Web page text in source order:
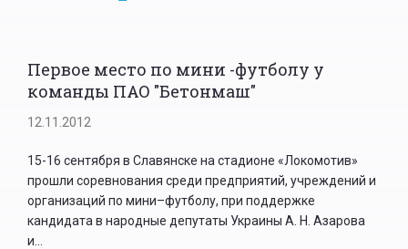
Первое место по мини -футболу у
команды ПАО "Бетонмаш"
12.11.2012
15-16 сентября в Славянске на стадионе «Локомотив»
прошли соревнования среди предприятий, учреждений и
организаций по мини–футболу, при поддержке
кандидата в народные депутаты Украины А. Н. Азарова
и...